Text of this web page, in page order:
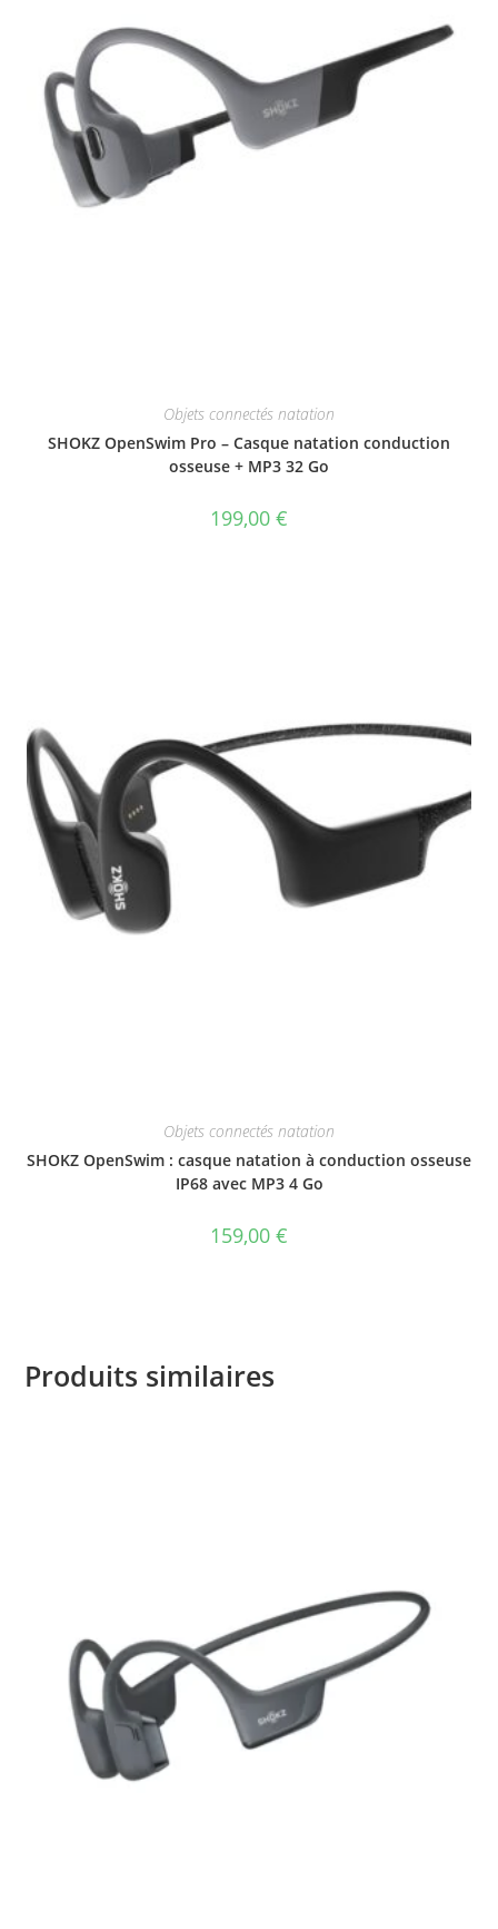
Objets connectés natation
SHOKZ OpenSwim Pro – Casque natation conduction
osseuse + MP3 32 Go
199,00 €
Objets connectés natation
SHOKZ OpenSwim : casque natation à conduction osseuse
IP68 avec MP3 4 Go
159,00 €
Produits similaires